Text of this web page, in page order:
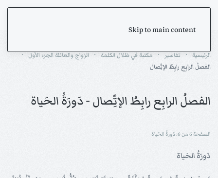
Skip to main content
الرئيسية تفاسير مكتبة في ظلال الكلمة
الزواج والعائلة الجزء الأول
الفصلُ الرابِع رابِطُ الإتِّصال
الفصلُ الرابِع رابِطُ الإتِّصال - دَورَةُ الحَياة
الصفحة 6 من 6: دَورَةُ الحَياة
دَورَةُ الحَياة